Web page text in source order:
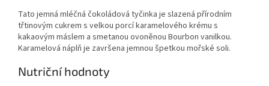
Tato jemná mléčná čokoládová tyčinka je slazená přírodním
třtinovým cukrem s velkou porcí karamelového krému s
kakaovým máslem a smetanou ovoněnou Bourbon vanilkou.
Karamelová náplň je završena jemnou špetkou mořské soli.
Nutriční hodnoty